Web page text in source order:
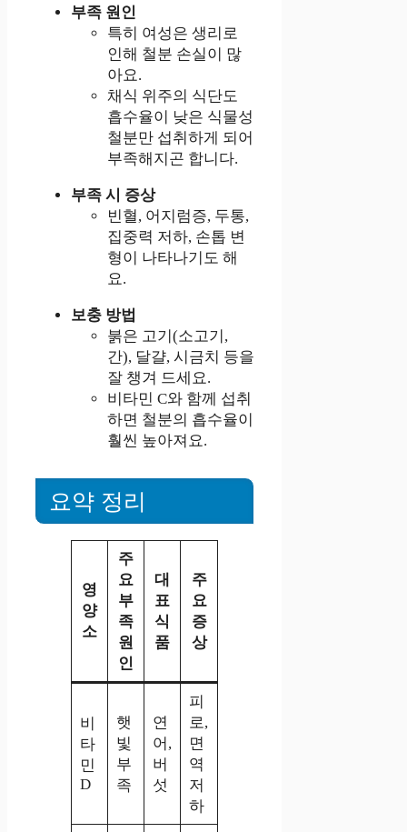
부족 원인
특히 여성은 생리로
인해 철분 손실이 많
아요.
채식 위주의 식단도
흡수율이 낮은 식물성
철분만 섭취하게 되어
부족해지곤 합니다.
부족 시 증상
빈혈, 어지럼증, 두통,
집중력 저하, 손톱 변
형이 나타나기도 해
요.
보충 방법
붉은 고기(소고기,
간), 달걀, 시금치 등을
잘 챙겨 드세요.
비타민 C와 함께 섭취
하면 철분의 흡수율이
훨씬 높아져요.
요약 정리
영
양
소
주
요
부
족
원
인
대
표
식
품
주
요
증
상
비
타
민
D
햇
빛
부
족
연
어,
버
섯
피
로,
면
역
저
하